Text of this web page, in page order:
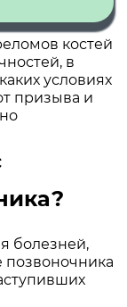
костей
в
условиях
призыва и
болезней,
позвоночника